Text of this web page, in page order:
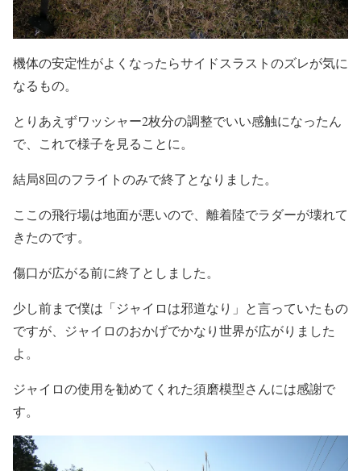
機体の安定性がよくなったらサイドスラストのズレが気に
なるもの。
とりあえずワッシャー2枚分の調整でいい感触になったん
で、これで様子を見ることに。
結局8回のフライトのみで終了となりました。
ここの飛行場は地面が悪いので、離着陸でラダーが壊れて
きたのです。
傷口が広がる前に終了としました。
少し前まで僕は「ジャイロは邪道なり」と言っていたもの
ですが、ジャイロのおかげでかなり世界が広がりました
よ。
ジャイロの使用を勧めてくれた須磨模型さんには感謝で
す。